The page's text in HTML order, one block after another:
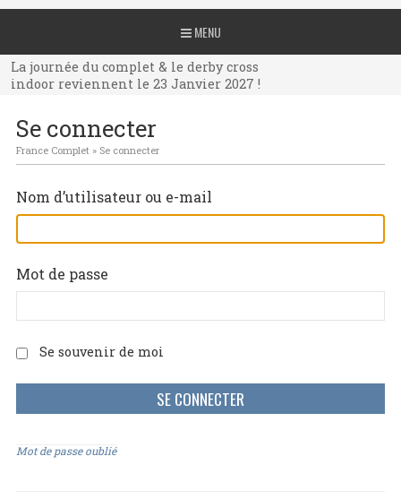
MENU
La journée du complet & le derby cross
indoor reviennent le 23 Janvier 2027 !
La journée du complet & le derby cross
indoor reviennent le 23 Janvier 2027 !
indoor reviennent le 23 Janvier 2027 !
Se connecter
France Complet» Se connecter
Nom d’utilisateur ou e-mail
Mot de passe
Se souvenir de moi
Mot de passe oublié